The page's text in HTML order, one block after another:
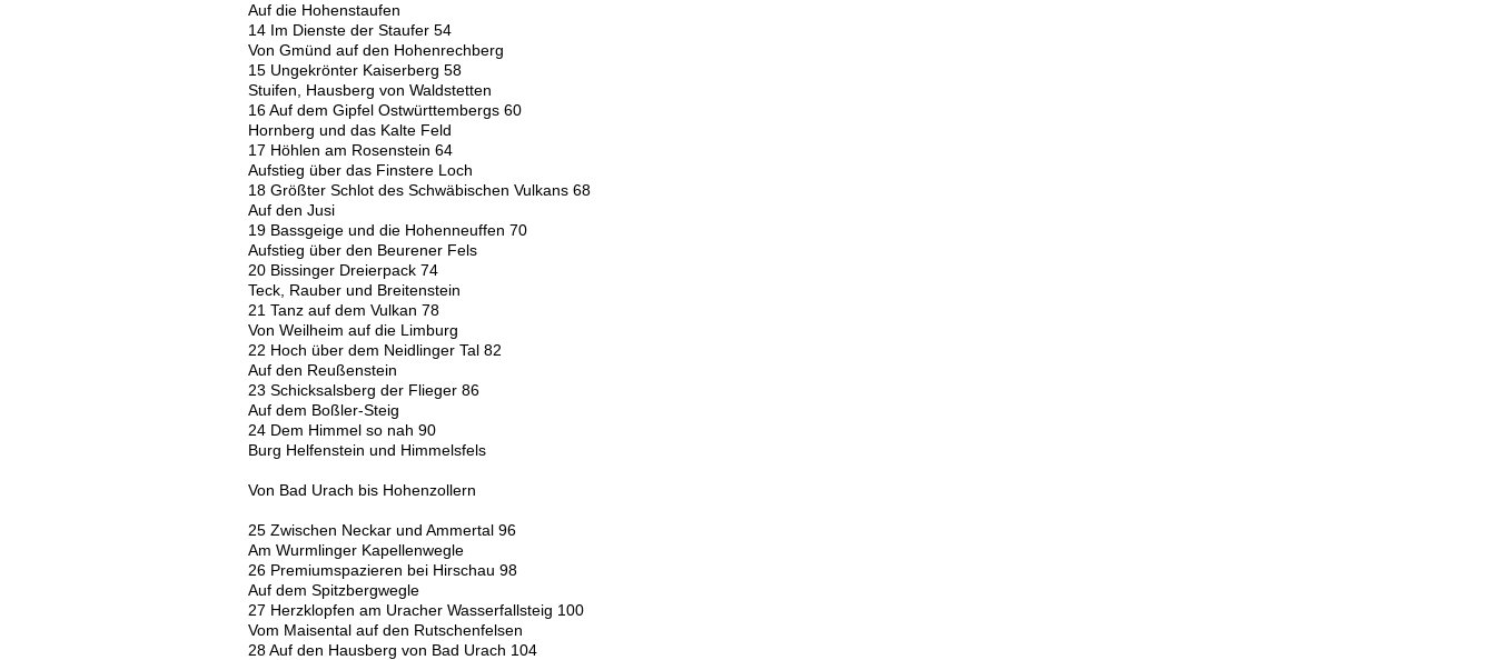
Auf die Hohenstaufen
14 Im Dienste der Staufer 54
Von Gmünd auf den Hohenrechberg
15 Ungekrönter Kaiserberg 58
Stuifen, Hausberg von Waldstetten
16 Auf dem Gipfel Ostwürttembergs 60
Hornberg und das Kalte Feld
17 Höhlen am Rosenstein 64
Aufstieg über das Finstere Loch
18 Größter Schlot des Schwäbischen Vulkans 68
Auf den Jusi
19 Bassgeige und die Hohenneuffen 70
Aufstieg über den Beurener Fels
20 Bissinger Dreierpack 74
Teck, Rauber und Breitenstein
21 Tanz auf dem Vulkan 78
Von Weilheim auf die Limburg
22 Hoch über dem Neidlinger Tal 82
Auf den Reußenstein
23 Schicksalsberg der Flieger 86
Auf dem Boßler-Steig
24 Dem Himmel so nah 90
Burg Helfenstein und Himmelsfels
Von Bad Urach bis Hohenzollern
25 Zwischen Neckar und Ammertal 96
Am Wurmlinger Kapellenwegle
26 Premiumspazieren bei Hirschau 98
Auf dem Spitzbergwegle
27 Herzklopfen am Uracher Wasserfallsteig 100
Vom Maisental auf den Rutschenfelsen
28 Auf den Hausberg von Bad Urach 104